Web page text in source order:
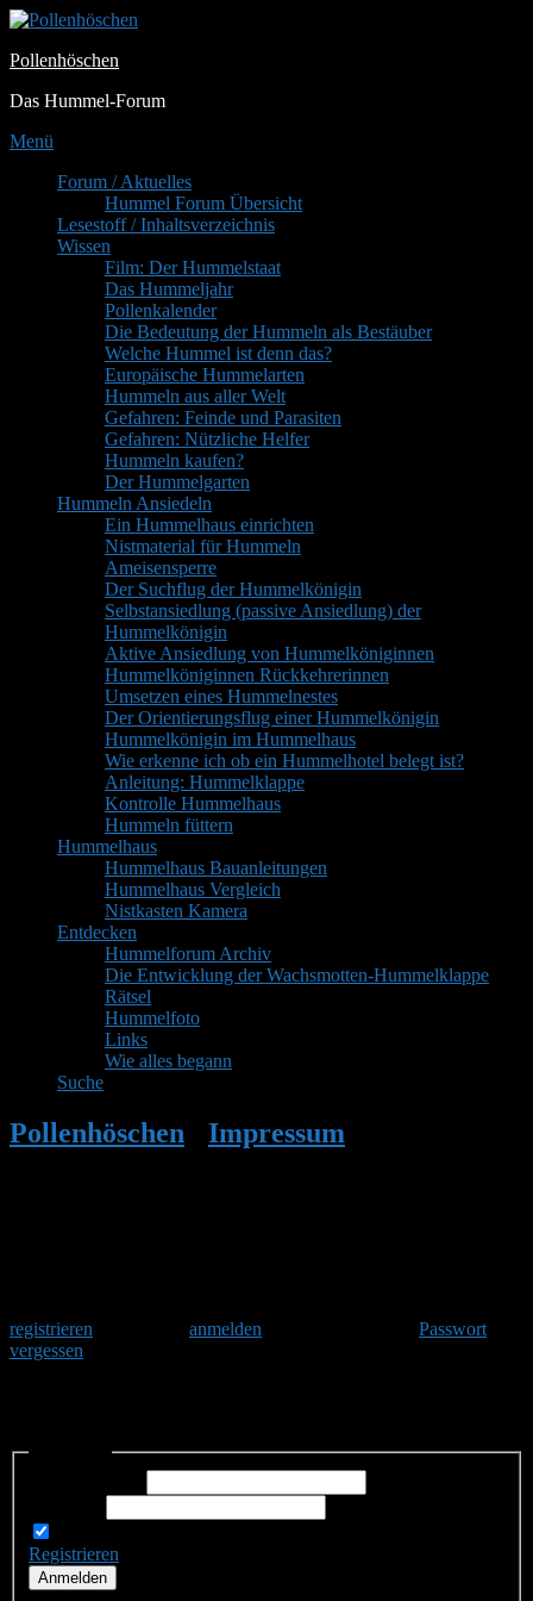
Zum
springen
Pollenhöschen
Das Hummel-Forum
Menü
PrimäresForum / Aktuelles
Hummel Forum Übersicht
Lesestoff / Inhaltsverzeichnis
Wissen
Film: Der Hummelstaat
Das Hummeljahr
Pollenkalender
Die Bedeutung der Hummeln als Bestäuber
Welche Hummel ist denn das?
Europäische Hummelarten
Hummeln aus aller Welt
Gefahren: Feinde und Parasiten
Gefahren: Nützliche Helfer
Hummeln kaufen?
Der Hummelgarten
Hummeln Ansiedeln
Ein Hummelhaus einrichten
Nistmaterial für Hummeln
Ameisensperre
Der Suchflug der Hummelkönigin
Selbstansiedlung (passive Ansiedlung) der
Hummelkönigin
Aktive Ansiedlung von Hummelköniginnen
Hummelköniginnen Rückkehrerinnen
Umsetzen eines Hummelnestes
Der Orientierungsflug einer Hummelkönigin
Hummelkönigin im Hummelhaus
Wie erkenne ich ob ein Hummelhotel belegt ist?
Anleitung: Hummelklappe
Kontrolle Hummelhaus
Hummeln füttern
Hummelhaus
Hummelhaus Bauanleitungen
Hummelhaus Vergleich
Nistkasten Kamera
Entdecken
Hummelforum Archiv
Die Entwicklung der Wachsmotten-Hummelklappe
Rätsel
Hummelfoto
Links
Wie alles begann
Suche
Pollenhöschen Impressum
registrieren
anmelden
Passwort
vergessen
Registrieren
Anmelden